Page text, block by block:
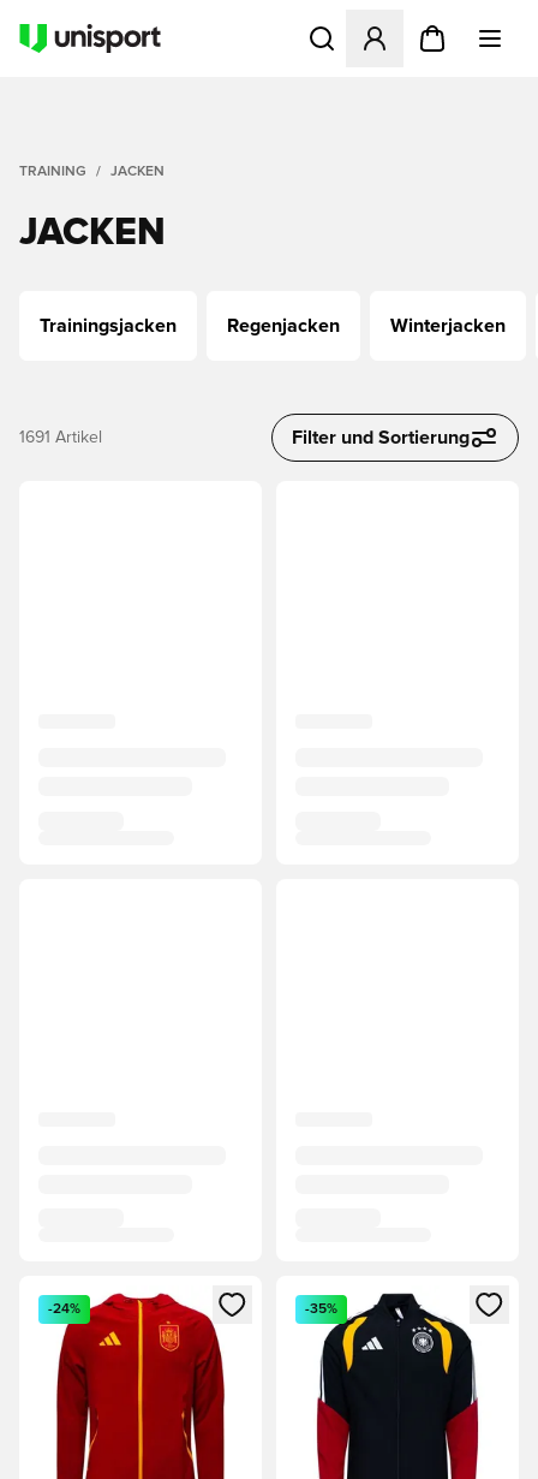
Öffnet ein neues Fenster
TRAINING JACKEN
JACKEN
Trainingsjacken Regenjacken Winterjacken
1691 Artikel Filter und Sortierung
Öffnet ein neues Fenster zum Anmelden oder Registrieren
-24%
Öffnet ein neues Fenster
-35%